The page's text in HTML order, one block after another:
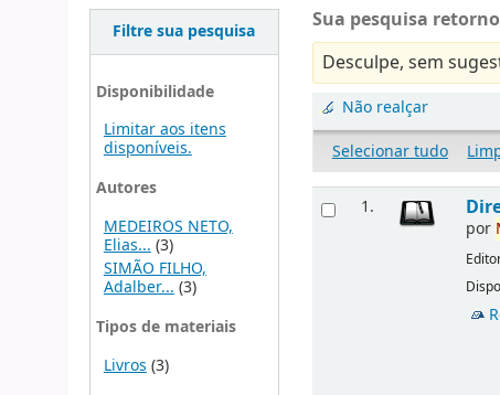
Filtre sua pesquisa
Disponibilidade
Limitar aos itens
disponíveis.
Autores
MEDEIROS NETO,
Elias... (3)
SIMÃO FILHO,
Adalber...(3)
Tipos de materiais
Livros (3)
Sua pesquisa
Desculpe, sem
Não realçar
Selecionar tudo
1.
por